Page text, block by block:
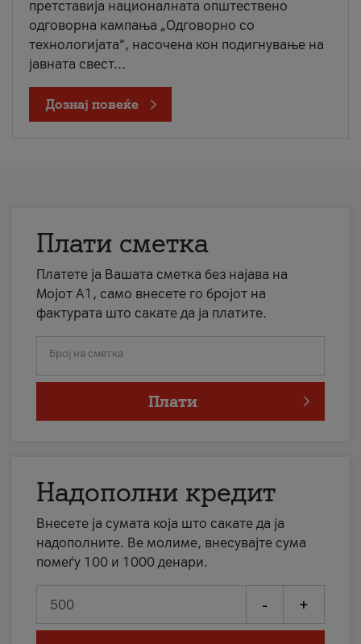
претставија националната општествено
одговорна кампања „Одговорно со
технологијата“, насочена кон подигнување на
јавната свест...
Дознај повеќе
Плати сметка
Платете ја Вашата сметка без најава на
Мојот А1, само внесете го бројот на
фактурата што сакате да ја платите.
Број на сметка
Плати
Надополни кредит
Внесете ја сумата која што сакате да ја
надополните. Ве молиме, внесувајте сума
помеѓу 100 и 1000 денари.
- +